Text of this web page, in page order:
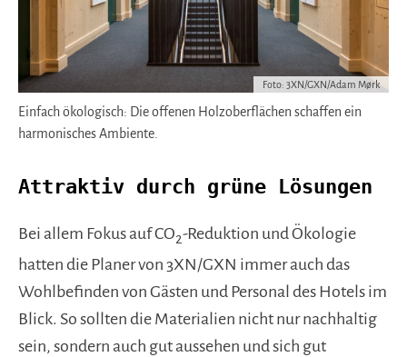
Einfach ökologisch: Die offenen Holzoberflächen schaffen ein
harmonisches Ambiente.
Foto: 3XN/GXN/Adam Mørk
Attraktiv durch grüne Lösungen
Bei allem Fokus auf CO2-Reduktion und Ökologie
hatten die Planer von 3XN/GXN immer auch das
Wohlbefinden von Gästen und Personal des Hotels im
Blick. So sollten die Materialien nicht nur nachhaltig
sein, sondern auch gut aussehen und sich gut